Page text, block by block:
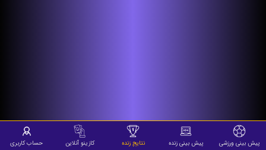
پیش بینی ورزشی پیش بینی زنده نتایج زنده کازینو آنلاین حساب کاربری